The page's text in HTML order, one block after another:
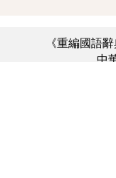
《重編國語
中